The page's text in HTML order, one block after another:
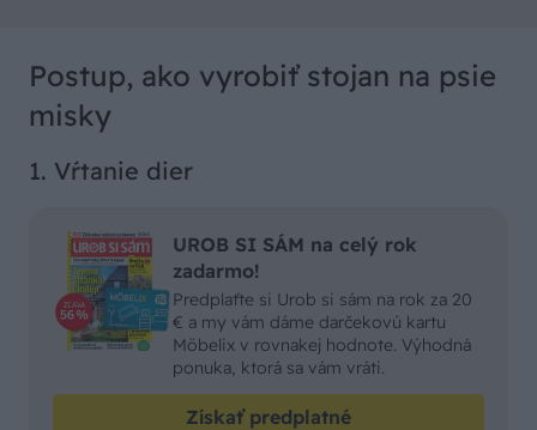
Postup, ako vyrobiť stojan na psie
misky
1. Vŕtanie dier
UROB SI SÁM na celý rok
zadarmo!
Predplaťte si Urob si sám na rok za 20
€ a my vám dáme darčekovú kartu
Möbelix v rovnakej hodnote. Výhodná
ponuka, ktorá sa vám vráti.
Získať predplatné